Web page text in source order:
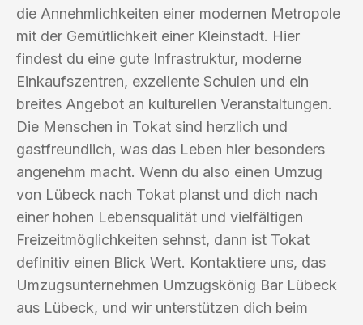
die Annehmlichkeiten einer modernen Metropole
mit der Gemütlichkeit einer Kleinstadt. Hier
findest du eine gute Infrastruktur, moderne
Einkaufszentren, exzellente Schulen und ein
breites Angebot an kulturellen Veranstaltungen.
Die Menschen in Tokat sind herzlich und
gastfreundlich, was das Leben hier besonders
angenehm macht. Wenn du also einen Umzug
von Lübeck nach Tokat planst und dich nach
einer hohen Lebensqualität und vielfältigen
Freizeitmöglichkeiten sehnst, dann ist Tokat
definitiv einen Blick Wert. Kontaktiere uns, das
Umzugsunternehmen Umzugskönig Bar Lübeck
aus Lübeck, und wir unterstützen dich beim